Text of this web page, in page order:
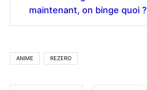
maintenant, on binge quoi ?
ANIME REZERO